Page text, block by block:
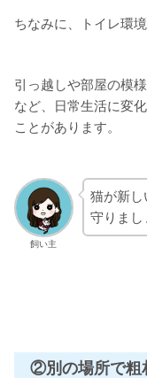
ちなみに、トイレ環
引っ越しや部屋の模
など、日常生活に変
ことがあります。
飼い主
猫が新し
守りまし
②別の場所で粗